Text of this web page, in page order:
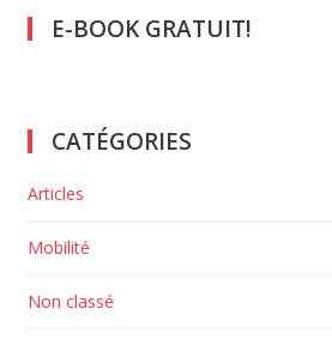
E-BOOK GRATUIT!
CATÉGORIES
Articles
Mobilité
Non classé